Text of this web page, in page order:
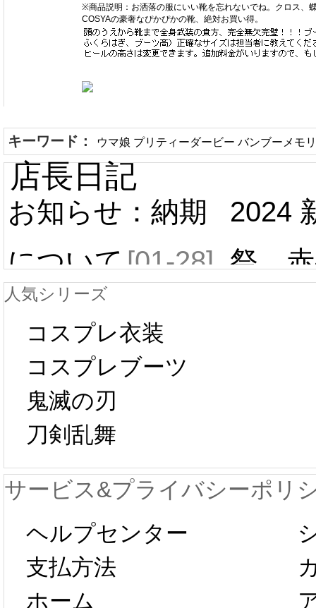
※商品説明：お洒落の服にいい靴を忘れないでね。クロス、
COSYAの豪奢なぴかぴかの靴、絶対お買い得。
キーワード： ウマ娘 プリティーダービー バンブーメ
店長日記
お知らせ：納期
について[01-28]
中国旧正月の影
響で2024年2月5
日から工場生産
が一時停止いた
します。 2月5日
以後のご注文
2024
祭 赤
プレ
新春
人気シリーズ
コスプレ衣装
コスプレブーツ
鬼滅の刃
刀剣乱舞
サービス&プライバシーポリ
ヘルプセンター
支払方法
ホーム